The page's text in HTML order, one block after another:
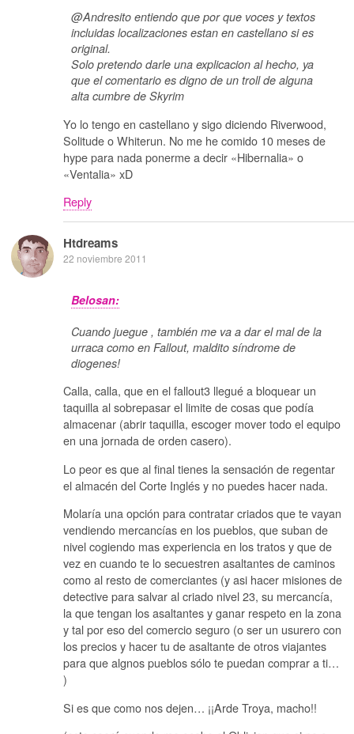
@Andresito entiendo que por que voces y textos
incluidas localizaciones estan en castellano si es
original.
Solo pretendo darle una explicacion al hecho, ya
que el comentario es digno de un troll de alguna
alta cumbre de Skyrim
Yo lo tengo en castellano y sigo diciendo Riverwood,
Solitude o Whiterun. No me he comido 10 meses de
hype para nada ponerme a decir «Hibernalia» o
«Ventalia» xD
Reply
Htdreams
22 noviembre 2011
Belosan:
Cuando juegue , también me va a dar el mal de la
urraca como en Fallout, maldito síndrome de
diogenes!
Calla, calla, que en el fallout3 llegué a bloquear un
taquilla al sobrepasar el limite de cosas que podía
almacenar (abrir taquilla, escoger mover todo el equipo
en una jornada de orden casero).
Lo peor es que al final tienes la sensación de regentar
el almacén del Corte Inglés y no puedes hacer nada.
Molaría una opción para contratar criados que te vayan
vendiendo mercancías en los pueblos, que suban de
nivel cogiendo mas experiencia en los tratos y que de
vez en cuando te lo secuestren asaltantes de caminos
como al resto de comerciantes (y asi hacer misiones de
detective para salvar al criado nivel 23, su mercancía,
la que tengan los asaltantes y ganar respeto en la zona
y tal por eso del comercio seguro (o ser un usurero con
los precios y hacer tu de asaltante de otros viajantes
para que algnos pueblos sólo te puedan comprar a ti…
)
Si es que como nos dejen… ¡¡Arde Troya, macho!!